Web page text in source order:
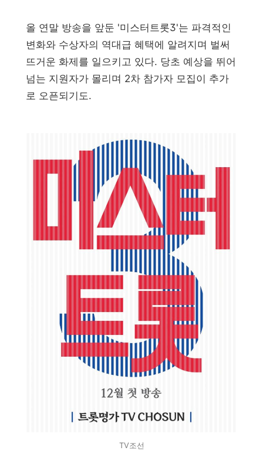
올 연말 방송을 앞둔 '미스터트롯3'는 파격적인
변화와 수상자의 역대급 혜택에 알려지며 벌써
뜨거운 화제를 일으키고 있다. 당초 예상을 뛰어
넘는 지원자가 몰리며 2차 참가자 모집이 추가
로 오픈되기도.
TV조선